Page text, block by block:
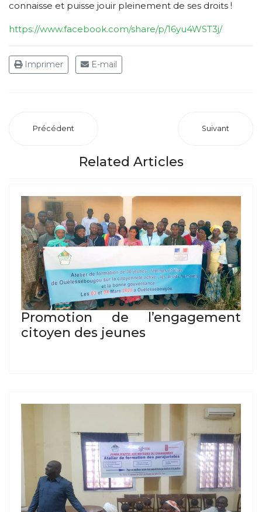
connaisse et puisse jouir pleinement de ses droits !
https://www.facebook.com/share/p/16yu4WST3j/
Imprimer E-mail
Précédent Suivant
Related Articles
Promotion de l’engagement
citoyen des jeunes